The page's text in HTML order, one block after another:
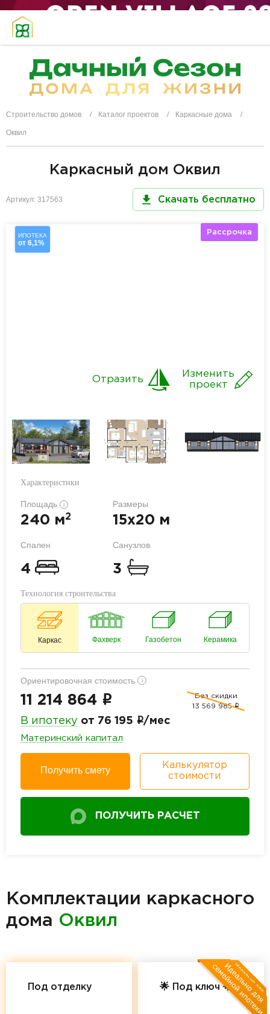
Строительство домов Каталог проектов Каркасные дома
Оквил
Каркасный дом Оквил
Артикул: 317563 Скачать бесплатно
ИПОТЕКА
от 6,1%
Рассрочка
Изменить
проект
Отразить
Характеристики
Площадь i
240 м2
Размеры
15x20 м
Спален
4
Санузлов
3
Технология строительства
Каркас Фахверк Газобетон Керамика
Ориентировочная стоимость i
11 214 864 i
Без скидки
13 569 985 i
В ипотеку от 76 195 i/мес
Материнский капитал
Получить смету
Калькулятор
стоимости
ПОЛУЧИТЬ РАСЧЕТ
Комплектации каркасного
дома Оквил
Под отделку 🌟 Под ключ 🌟